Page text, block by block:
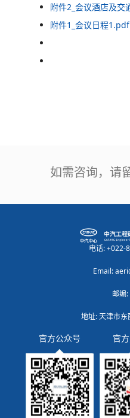
附件2_会议酒店及
附件1_会议日程1.pdf
如需咨询，请
电话: +022-
Email:
邮编
地址: 天津市
官方公众号 官